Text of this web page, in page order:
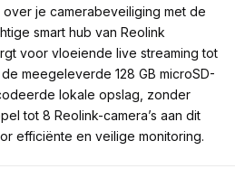
je camerabeveiliging met de
smart hub van Reolink
voor vloeiende live streaming tot
meegeleverde 128 GB microSD-
lokale opslag, zonder
tot 8 Reolink-camera’s aan dit
efficiënte en veilige monitoring.